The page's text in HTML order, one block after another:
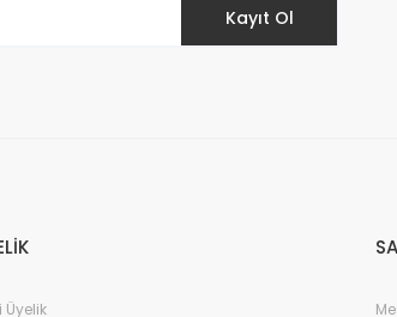
Kayıt Ol
Üyelik